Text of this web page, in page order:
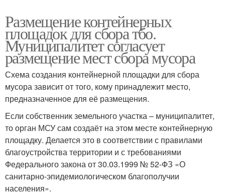
Размещение контейнерных
площадок для сбора тбо.
Муниципалитет согласует
размещение мест сбора мусора
Схема создания контейнерной площадки для сбора
мусора зависит от того, кому принадлежит место,
предназначенное для её размещения.
Если собственник земельного участка – муниципалитет,
то орган МСУ сам создаёт на этом месте контейнерную
площадку. Делается это в соответствии с правилами
благоустройства территории и с требованиями
Федерального закона от 30.03.1999 № 52-ФЗ «О
санитарно-эпидемиологическом благополучии
населения».